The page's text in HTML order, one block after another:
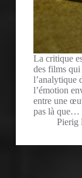
La critique
des films qui
l’analytique
l’émotion
entre une
pas là que…
Pierig